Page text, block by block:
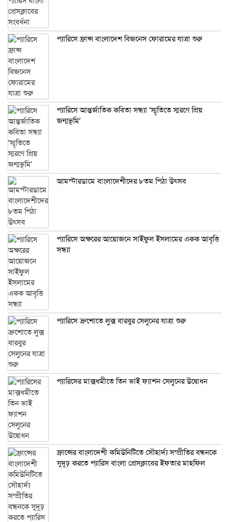
প্যারিসে ফ্রান্স বাংলাদেশ বিজনেস ফোরামের যাত্রা শুরু
প্যারিসে আন্তর্জাতিক কবিতা সন্ধ্যা ‘স্মৃতিতে স্মরণে প্রিয়
জন্মভূমি’
আমস্টারডামে বাংলাদেশীদের ৮তম পিঠা উৎসব
প্যারিসে অক্ষরের আয়োজনে সাইফুল ইসলামের একক আবৃত্তি
সন্ধ্যা
প্যারিসে ব্রুশোতে লুক্স বারবুর সেলুনের যাত্রা শুরু
প্যারিসের মাক্সধমীতে তিন ভাই ফ্যাশন সেলুনের উদ্বোধন
ফ্রান্সের বাংলাদেশী কমিউনিটিতে সৌহার্দ্য সম্প্রীতির বন্ধনকে
সুদূঢ় করতে প্যারিস বাংলা প্রেসক্লাবের ইফতার মাহফিল